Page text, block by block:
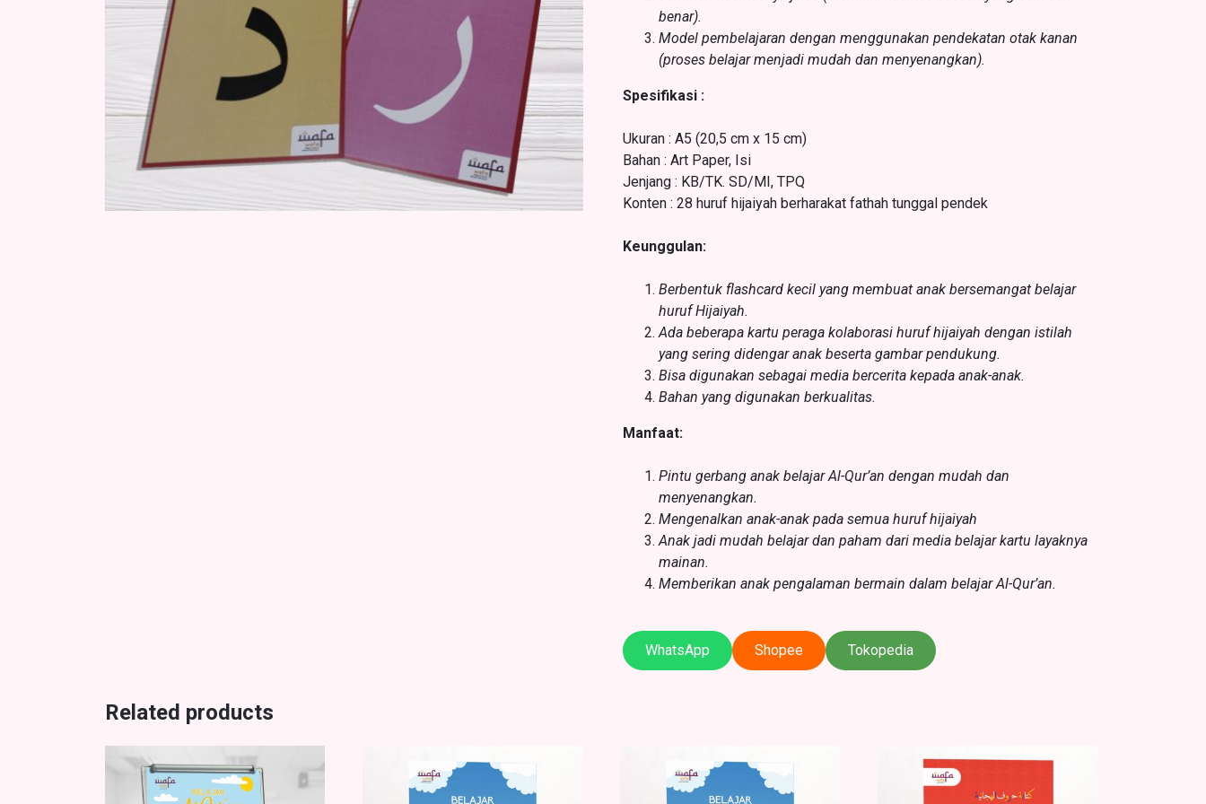
benar).
Model pembelajaran dengan menggunakan pendekatan otak kanan
(proses belajar menjadi mudah dan menyenangkan).
Spesifikasi :
Ukuran : A5 (20,5 cm x 15 cm)
Bahan : Art Paper, Isi
Jenjang : KB/TK. SD/MI, TPQ
Konten : 28 huruf hijaiyah berharakat fathah tunggal pendek
Keunggulan:
Berbentuk flashcard kecil yang membuat anak bersemangat belajar
huruf Hijaiyah.
Ada beberapa kartu peraga kolaborasi huruf hijaiyah dengan istilah
yang sering didengar anak beserta gambar pendukung.
Bisa digunakan sebagai media bercerita kepada anak-anak.
Bahan yang digunakan berkualitas.
Manfaat:
Pintu gerbang anak belajar Al-Qur’an dengan mudah dan
menyenangkan.
Mengenalkan anak-anak pada semua huruf hijaiyah
Anak jadi mudah belajar dan paham dari media belajar kartu layaknya
mainan.
Memberikan anak pengalaman bermain dalam belajar Al-Qur’an.
WhatsApp Shopee Tokopedia
Related products